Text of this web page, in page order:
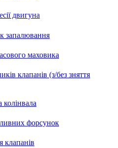
двигуна
запалювання
маховика
клапанів (з/без зняття
колінвала
форсунок
клапанів